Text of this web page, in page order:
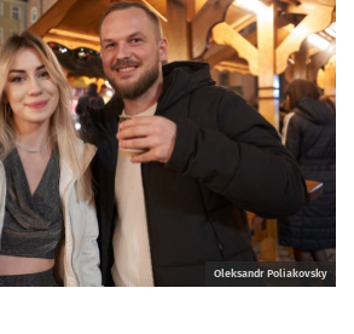
Oleksandr Poliakovsky